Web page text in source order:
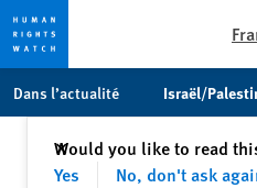
toto
content
Dans l’actualité Israël/
Would you like to read
Yes
No, don't ask
✕Fermer